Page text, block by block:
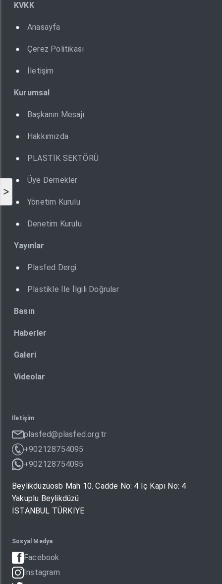
>
KVKK
Anasayfa
Çerez Politikası
İletişim
Kurumsal
Başkanın Mesajı
Hakkımızda
PLASTİK SEKTÖRÜ
Üye Dernekler
Yönetim Kurulu
Denetim Kurulu
Yayınlar
Plasfed Dergi
Plastikle İle İlgili Doğrular
Basın
Haberler
Galeri
Videolar
İletişim
plasfed@plasfed.org.tr
+902128754095
+902128754095
Beylikdüzüosb Mah 10. Cadde No: 4 İç Kapı No: 4
Yakuplu Beylikdüzü
İSTANBUL TÜRKIYE
Sosyal Medya
Facebook
Instagram